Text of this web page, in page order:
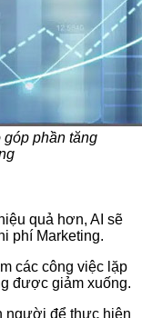
góp phần tăng
quả hơn, AI sẽ
phí Marketing.
các công việc lặp
được giảm xuống.
người để thực hiện